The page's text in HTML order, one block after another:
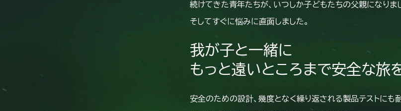
続けてきた青年たちが、いつしか子どもたちの父親になりま
そしてすぐに悩みに直面しました。
我が子と一緒に
もっと遠いところまで安全な旅
安全のための設計、幾度となく繰り返される製品テストにも